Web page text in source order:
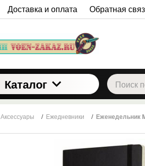
Доставка и оплата Обратная
Каталог
Аксессуары / Ежедневники / Еженедельник